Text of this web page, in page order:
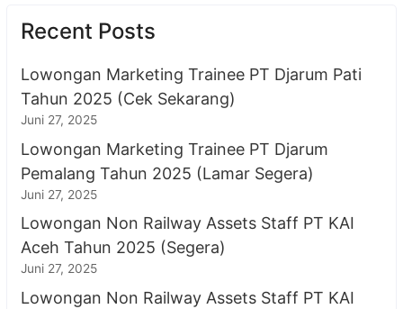
Recent Posts
Lowongan Marketing Trainee PT Djarum Pati
Tahun 2025 (Cek Sekarang)
Juni 27, 2025
Lowongan Marketing Trainee PT Djarum
Pemalang Tahun 2025 (Lamar Segera)
Juni 27, 2025
Lowongan Non Railway Assets Staff PT KAI
Aceh Tahun 2025 (Segera)
Juni 27, 2025
Lowongan Non Railway Assets Staff PT KAI